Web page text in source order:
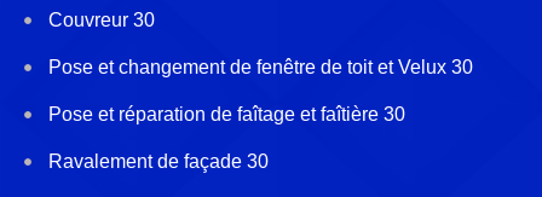
Couvreur 30
Pose et changement de fenêtre de toit et Velux 30
Pose et réparation de faîtage et faîtière 30
Ravalement de façade 30